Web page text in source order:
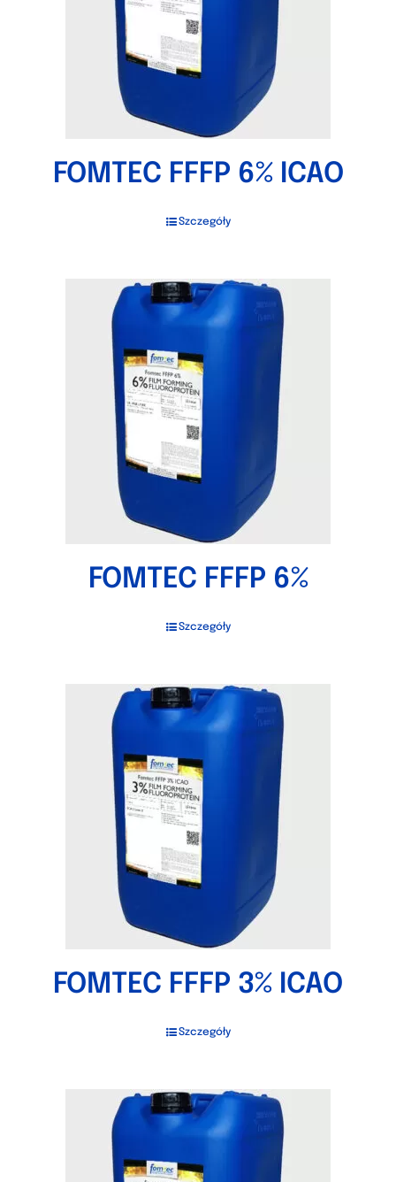
FOMTEC FFFP 6% ICAO
Szczegóły
FOMTEC FFFP 6%
Szczegóły
FOMTEC FFFP 3% ICAO
Szczegóły